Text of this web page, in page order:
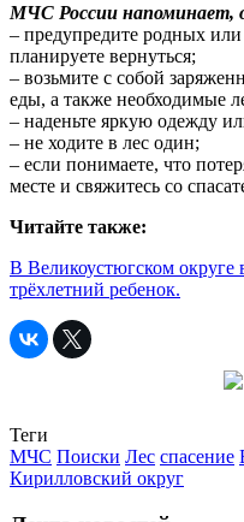
МЧС России напоминает,
– предупредите родных или
планируете вернуться;
– возьмите с собой
еды, а также необходимые
– наденьте яркую одежду
– не ходите в лес один;
– если понимаете, что
месте и свяжитесь со
Читайте также:
В Великоустюгском округе
трёхлетний ребенок.
Теги
МЧС Поиски Лес спасение
Кирилловский округ